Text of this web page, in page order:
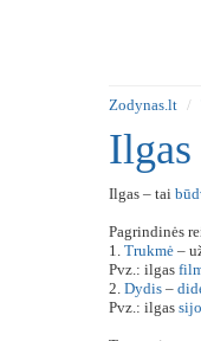
Zodynas.lt
Ilgas
Ilgas – tai
Pagrindinės
1. Trukmė –
Pvz.: ilgas
2. Dydis –
Pvz.: ilgas